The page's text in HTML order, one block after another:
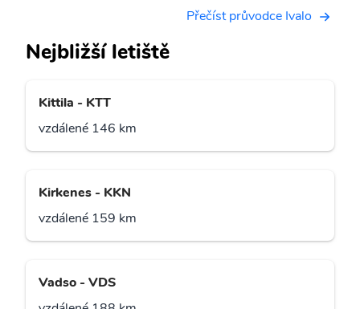
Přečíst průvodce Ivalo
Nejbližší letiště
Kittila - KTT
vzdálené 146 km
Kirkenes - KKN
vzdálené 159 km
Vadso - VDS